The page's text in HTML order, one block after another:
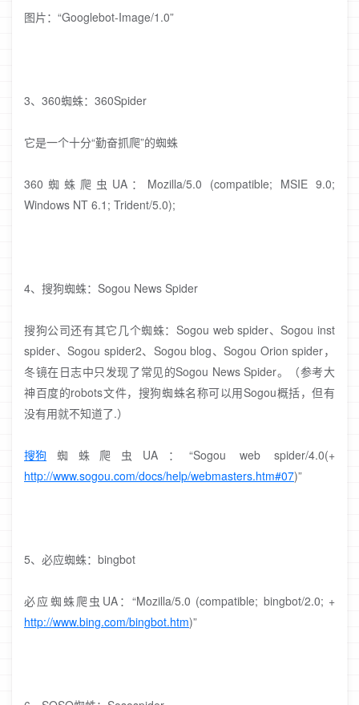
图片：“Googlebot-Image/1.0”
3、360蜘蛛：360Spider
它是一个十分“勤奋抓爬”的蜘蛛
360蜘蛛爬虫UA：Mozilla/5.0 (compatible; MSIE 9.0;
Windows NT 6.1; Trident/5.0);
4、搜狗蜘蛛：Sogou News Spider
搜狗公司还有其它几个蜘蛛：Sogou web spider、Sogou inst
spider、Sogou spider2、Sogou blog、Sogou Orion spider，
冬镜在日志中只发现了常见的Sogou News Spider。（参考大
神百度的robots文件，搜狗蜘蛛名称可以用Sogou概括，但有
没有用就不知道了.）
搜狗 蜘蛛爬虫UA：“Sogou web spider/4.0(+
http://www.sogou.com/docs/help/webmasters.htm#07)”
5、必应蜘蛛：bingbot
必应蜘蛛爬虫UA：“Mozilla/5.0 (compatible; bingbot/2.0; +
http://www.bing.com/bingbot.htm)”